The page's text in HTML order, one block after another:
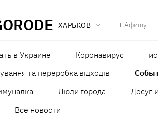
ХАРЬКОВ Афишу
в Украине Коронавирус
та переробка відходів
Люди города Досуг
Все новости